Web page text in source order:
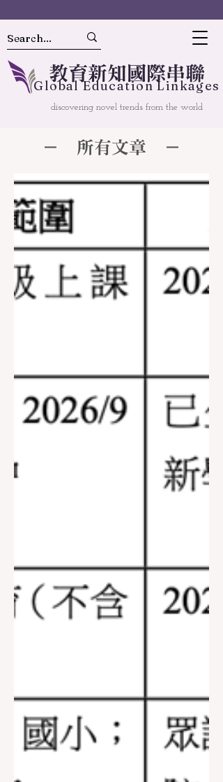
教育新知國 際串聯
GlobalEducation Linkages
discovering novel trends from the world
－ 所有文章 －